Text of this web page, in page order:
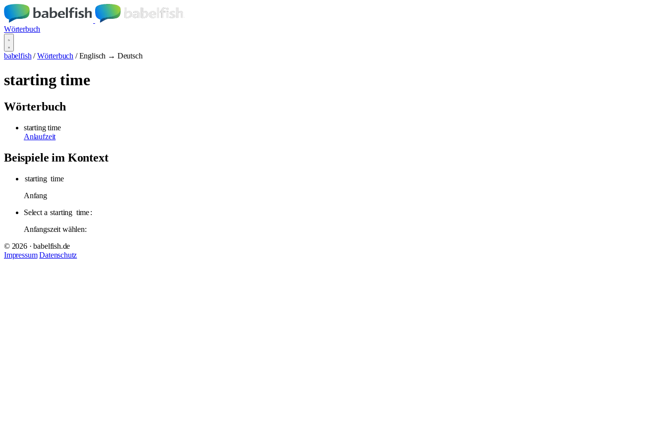
Wörterbuch
babelfish / Wörterbuch / Englisch → Deutsch
starting time
Wörterbuch
starting time
Anlaufzeit
Beispiele im Kontext
starting time
Anfang
Select a starting time:
Anfangszeit wählen:
© 2026 · babelfish.de
Impressum Datenschutz